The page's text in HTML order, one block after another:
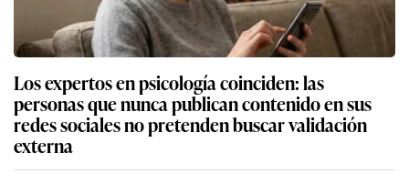
Los expertos en psicología coinciden: las
personas que nunca publican contenido en sus
redes sociales no pretenden buscar validación
externa